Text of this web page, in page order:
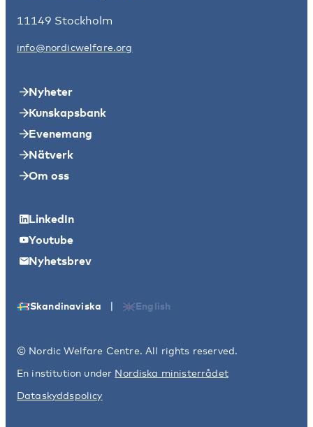
11149 Stockholm
info@nordicwelfare.org
Nyheter
Kunskapsbank
Evenemang
Nätverk
Om oss
LinkedIn
Youtube
Nyhetsbrev
© Nordic Welfare Centre. All rights reserved.
En institution under Nordiska ministerrådet
Dataskyddspolicy
Skandinaviska | English